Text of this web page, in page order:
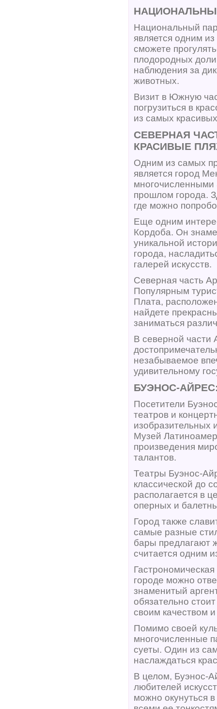
Национальный
является одним
сможете
плодородных
наблюдения за
животных.
Визит в Южную
погрузиться в
из самых
СЕВЕРНАЯ
КРАСИВЫЕ
Одним из самых
является город
прошлом города.
где можно
Еще одним
Кордоба. Он
уникальной
города,
галерей искусств.
Северная часть
Популярным
Плата,
найдете
заниматься
В северной части
незабываемое
удивительному
БУЭНОС-
Посетители
театров и
изобразительных
Музей
произведения
талантов.
Театры Буэнос-
классической до
располагается в
оперных и
Город также
самые разные
бары предлагают
считается одним
городе можно
знаменитый
обязательно
своим качеством
Помимо своей
многочисленные
суеты. Один из
наслаждаться
В целом, Буэнос-
любителей
можно окунуться